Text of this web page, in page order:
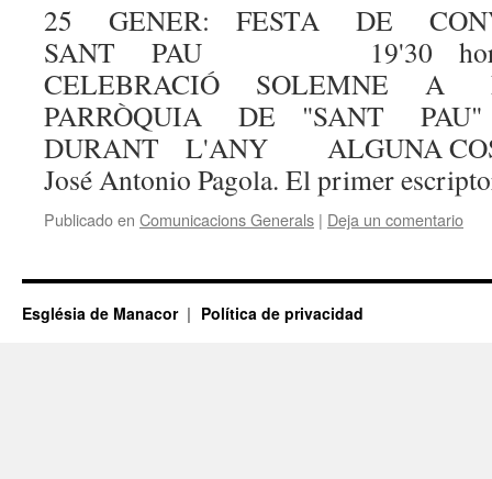
25 GENER: FESTA DE
SANT PAU 19'30
CELEBRACIÓ SOLEMNE
PARRÒQUIA DE "SANT
DURANT L'ANY ALGUNA
José Antonio Pagola. El primer
Publicado en Comunicacions Generals | Deja un comentario
Església de Manacor Política de privacidad